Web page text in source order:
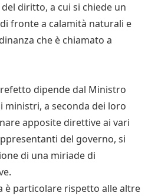
diritto, a cui si chiede un
fronte a calamità naturali e
che è chiamato a
dipende dal Ministro
ministri, a seconda dei loro
apposite direttive ai vari
del governo, si
di una miriade di
è particolare rispetto alle altre